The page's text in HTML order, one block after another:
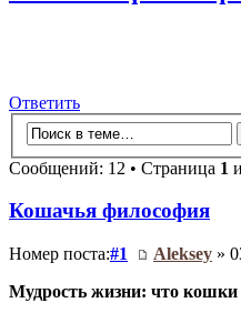
Ответить
Сообщений: 12 • Страница 1
Кошачья философия
Номер поста:#1 Aleksey »
Мудрость жизни: что кошки